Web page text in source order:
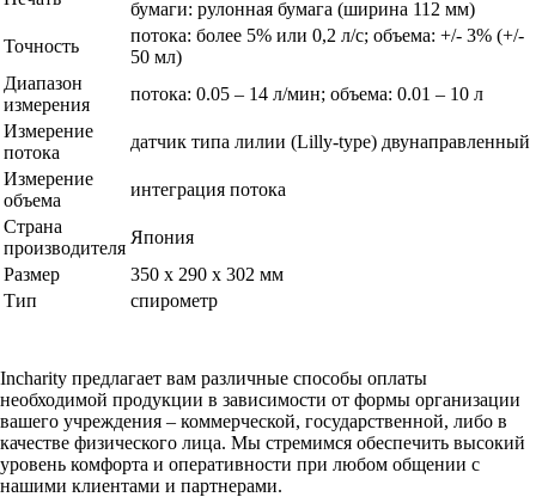
бумаги: рулонная бумага (ширина 112 мм)
Точность
потока: более 5% или 0,2 л/с; объема: +/- 3% (+/-
50 мл)
Диапазон
измерения
потока: 0.05 – 14 л/мин; объема: 0.01 – 10 л
Измерение
потока
датчик типа лилии (Lilly-type) двунаправленный
Измерение
объема
интеграция потока
Страна
производителя
Япония
Размер
350 х 290 х 302 мм
Тип
спирометр
Incharity предлагает вам различные способы оплаты
необходимой продукции в зависимости от формы организации
вашего учреждения – коммерческой, государственной, либо в
качестве физического лица. Мы стремимся обеспечить высокий
уровень комфорта и оперативности при любом общении с
нашими клиентами и партнерами.